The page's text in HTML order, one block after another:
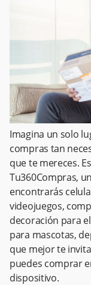
Imagina un solo
compras tan
que te mereces.
Tu360Compras,
encontrarás
videojuegos,
decoración para
para mascotas,
que mejor te
puedes comprar
dispositivo.